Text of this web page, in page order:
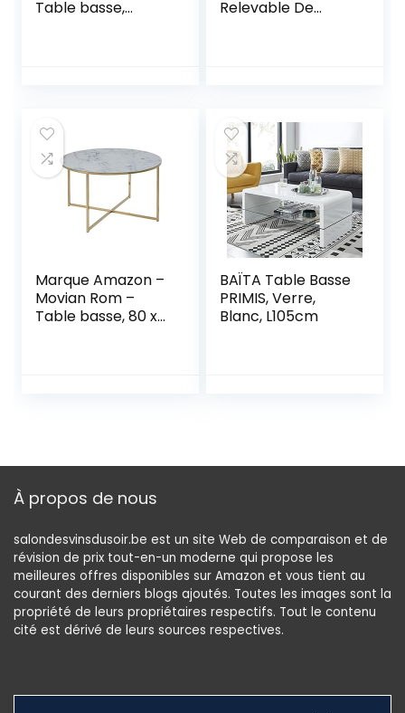
Table basse,
Relevable De
Rangement Caché
Et 4 Tabourets De
Rangement
Meubles De Salon
Marque Amazon –
Movian Rom –
Table basse, 80 x
BAÏTA Table Basse
PRIMIS, Verre,
Blanc, L105cm
À propos de nous
salondesvinsdusoir.be est un site Web de comparaison et de
révision de prix tout-en-un moderne qui propose les
meilleures offres disponibles sur Amazon et vous tient au
courant des derniers blogs ajoutés. Toutes les images sont la
propriété de leurs propriétaires respectifs. Tout le contenu
cité est dérivé de leurs sources respectives.